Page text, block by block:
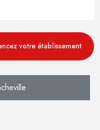
votre établissement